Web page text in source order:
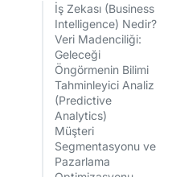
İş Zekası (Business
Intelligence) Nedir?
Veri Madenciliği:
Geleceği
Öngörmenin Bilimi
Tahminleyici Analiz
(Predictive
Analytics)
Müşteri
Segmentasyonu ve
Pazarlama